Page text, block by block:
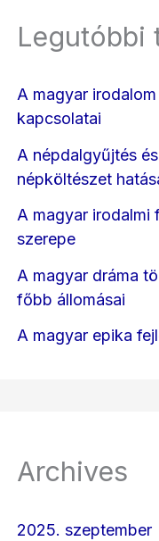
Legutóbbi
A magyar
kapcsolatai
A népdalgyűjtés és
népköltészet
A magyar irodalmi
szerepe
A magyar dráma
főbb állomásai
A magyar epika
Archives
2025. szeptember